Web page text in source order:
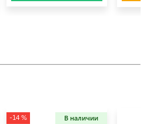
-14 % В наличии